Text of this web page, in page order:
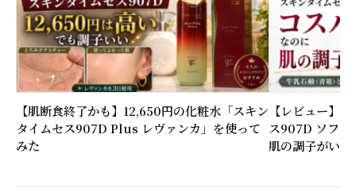
【肌断食終了かも】12,650円の化粧水「スキン
タイムセス907D Plus レヴァンカ」を使って
みた
【レビュー】
ス907D ソファ
肌の調子がいい